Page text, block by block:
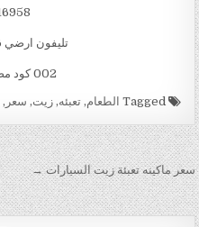
تليفون ارضي 0225880056
002 كود مصر قبل الرقم
Tagged الطعام,تعبئه,زيت, سعر ,
تصفّح المقالات
سعر ماكينه تعبئة زيت السيارات →